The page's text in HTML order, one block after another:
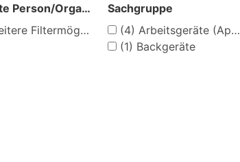
Beteiligte Person/Organisation
keine weitere Filtermöglichkeit
Sachgruppe
(4) Arbeitsgeräte (Apotheke)
(1) Backgeräte